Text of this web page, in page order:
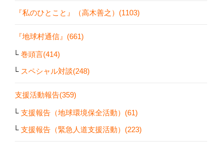
『私のひとこと』（高木善之）(1103)
『地球村通信』(661)
巻頭言(414)
スペシャル対談(248)
支援活動報告(359)
支援報告（地球環境保全活動）(61)
支援報告（緊急人道支援活動）(223)